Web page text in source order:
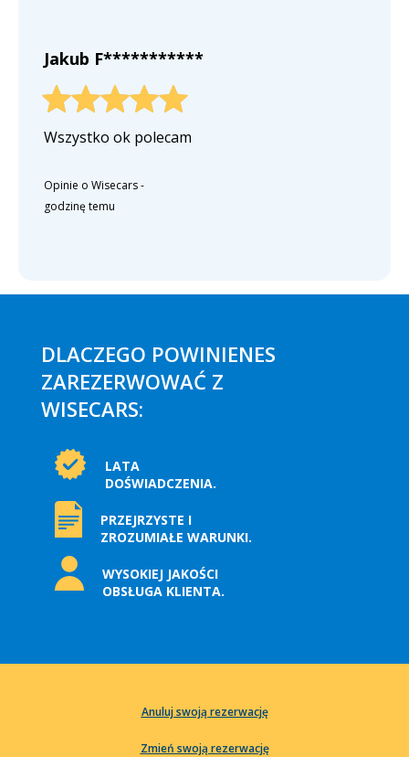
Jakub F***********
Wszystko ok polecam
Opinie o Wisecars-
godzinę temu
DLACZEGO POWINIENES
ZAREZERWOWAĆ Z
WISECARS:
LATA
DOŚWIADCZENIA.
PRZEJRZYSTE I
ZROZUMIAŁE WARUNKI.
WYSOKIEJ JAKOŚCI
OBSŁUGA KLIENTA.
Anuluj swoją rezerwację
Zmień swoją rezerwację